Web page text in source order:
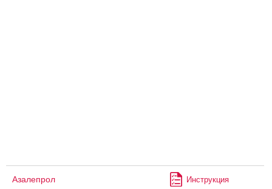
Азалепрол Инструкция